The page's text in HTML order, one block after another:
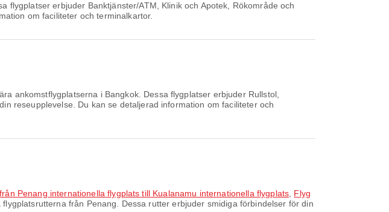
flygplatser erbjuder Banktjänster/ATM, Klinik och Apotek, Rökområde och
om faciliteter och terminalkartor.
ankomstflygplatserna i Bangkok. Dessa flygplatser erbjuder Rullstol,
reseupplevelse. Du kan se detaljerad information om faciliteter och
Penang internationella flygplats till Kualanamu internationella flygplats Flyg
från Penang. Dessa rutter erbjuder smidiga förbindelser för din